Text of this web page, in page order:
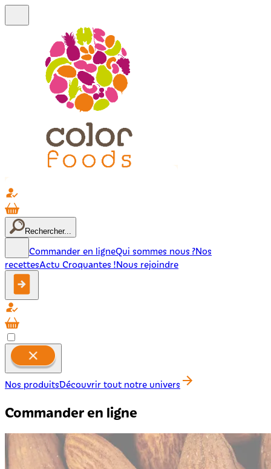
Rechercher...
Commander en ligneQui sommes nous ?Nos
recettesActu Croquantes !Nous rejoindre
Nos produitsDécouvrir tout notre univers
Commander en ligne